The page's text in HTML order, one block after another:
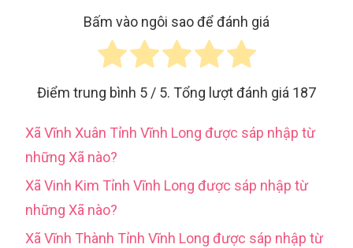
Bấm vào ngôi sao để đánh giá
Điểm trung bình 5 / 5. Tổng lượt đánh giá 187
Xã Vĩnh Xuân Tỉnh Vĩnh Long được sáp nhập từ
những Xã nào?
Xã Vinh Kim Tỉnh Vĩnh Long được sáp nhập từ
những Xã nào?
Xã Vĩnh Thành Tỉnh Vĩnh Long được sáp nhập từ